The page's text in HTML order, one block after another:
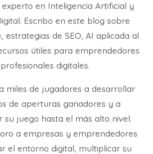
en Inteligencia Artificial y
Escribo en este blog sobre
estrategias de SEO, AI aplicada al
útiles para emprendedores
digitales.
miles de jugadores a desarrollar
de aperturas ganadores y a
su juego hasta el más alto nivel.
a empresas y emprendedores
el entorno digital, multiplicar su